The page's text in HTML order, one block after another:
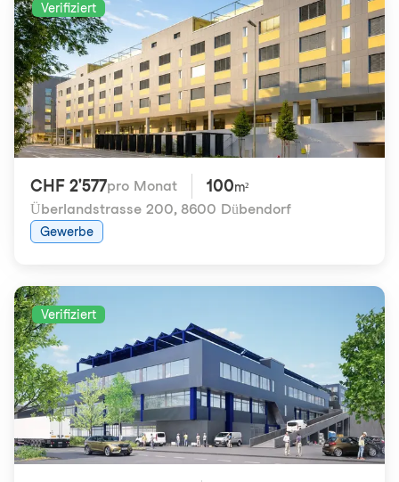
Verifiziert
CHF 2'577pro Monat 100m²
Überlandstrasse 200, 8600 Dübendorf
Gewerbe
Verifiziert